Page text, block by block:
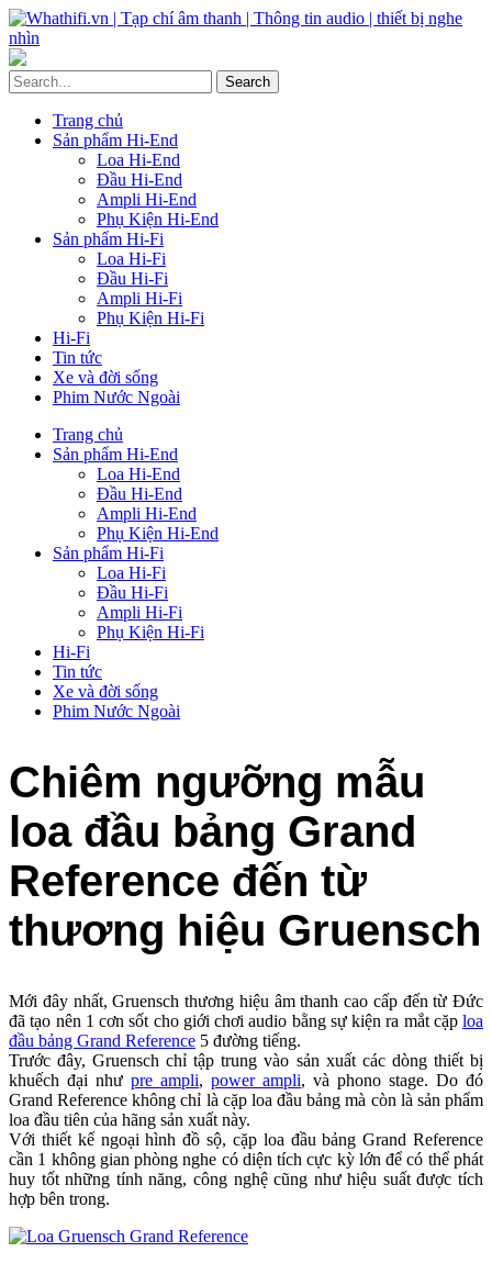
Trang chủ
Sản phẩm Hi-End
Loa Hi-End
Đầu Hi-End
Ampli Hi-End
Phụ Kiện Hi-End
Sản phẩm Hi-Fi
Loa Hi-Fi
Đầu Hi-Fi
Ampli Hi-Fi
Phụ Kiện Hi-Fi
Hi-Fi
Tin tức
Xe và đời sống
Phim Nước Ngoài
Trang chủ
Sản phẩm Hi-End
Loa Hi-End
Đầu Hi-End
Ampli Hi-End
Phụ Kiện Hi-End
Sản phẩm Hi-Fi
Loa Hi-Fi
Đầu Hi-Fi
Ampli Hi-Fi
Phụ Kiện Hi-Fi
Hi-Fi
Tin tức
Xe và đời sống
Phim Nước Ngoài
Chiêm ngưỡng mẫu
loa đầu bảng Grand
Reference đến từ
thương hiệu Gruensch
Mới đây nhất, Gruensch thương hiệu âm thanh cao cấp đến từ Đức
đã tạo nên 1 cơn sốt cho giới chơi audio bằng sự kiện ra mắt cặp loa
đầu bảng Grand Reference 5 đường tiếng.
Trước đây, Gruensch chỉ tập trung vào sản xuất các dòng thiết bị
khuếch đại như pre ampli, power ampli, và phono stage. Do đó
Grand Reference không chỉ là cặp loa đầu bảng mà còn là sản phẩm
loa đầu tiên của hãng sản xuất này.
Với thiết kế ngoại hình đồ sộ, cặp loa đầu bảng Grand Reference
cần 1 không gian phòng nghe có diện tích cực kỳ lớn để có thể phát
huy tốt những tính năng, công nghệ cũng như hiệu suất được tích
hợp bên trong.